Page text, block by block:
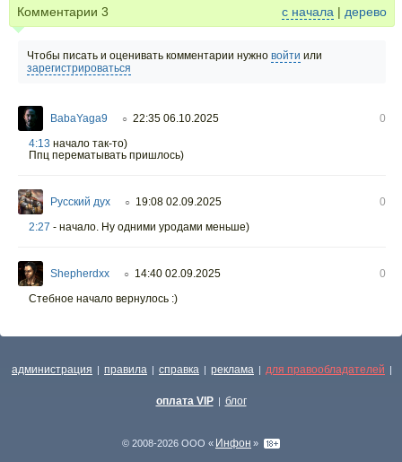
Комментарии 3 с начала | дерево
Чтобы писать и оценивать комментарии нужно войти или
зарегистрироваться
BabaYaga9 ○ 22:35 06.10.2025
0
4:13 начало так-то)
Ппц перематывать пришлось)
Русский дух ○ 19:08 02.09.2025
0
2:27 - начало. Ну одними уродами меньше)
Shepherdxx ○ 14:40 02.09.2025
0
Стебное начало вернулось :)
администрация | правила | справка | реклама | для правообладателей |
оплата VIP | блог
© 2008-2026 ООО « Инфон »